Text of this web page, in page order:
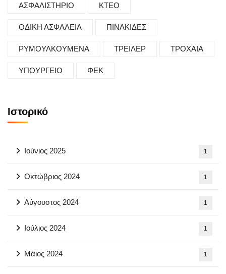
ΑΣΦΑΛΙΣΤΗΡΙΟ ΚΤΕΟ
ΟΔΙΚΗ ΑΣΦΑΛΕΙΑ ΠΙΝΑΚΙΔΕΣ
ΡΥΜΟΥΛΚΟΥΜΕΝΑ ΤΡΕΙΛΕΡ ΤΡΟΧΑΙΑ
ΥΠΟΥΡΓΕΙΟ ΦΕΚ
Ιστορικό
Ιούνιος 2025 1
Οκτώβριος 2024 1
Αύγουστος 2024 1
Ιούλιος 2024 1
Μάιος 2024 1